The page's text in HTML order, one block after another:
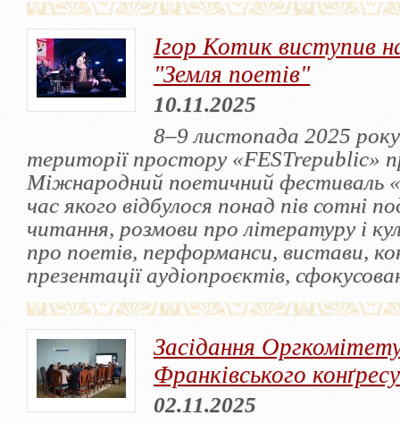
Ігор Котик виступив
"Земля поетів"
10.11.2025
8–9 листопада 2025
території простору «FESTrepublic»
Міжнародний поетичний фестиваль
час якого відбулося понад пів сотні
читання, розмови про літературу і
про поетів, перформанси, вистави,
презентації аудіопроєктів,
Засідання
Франківського конґресу
02.11.2025